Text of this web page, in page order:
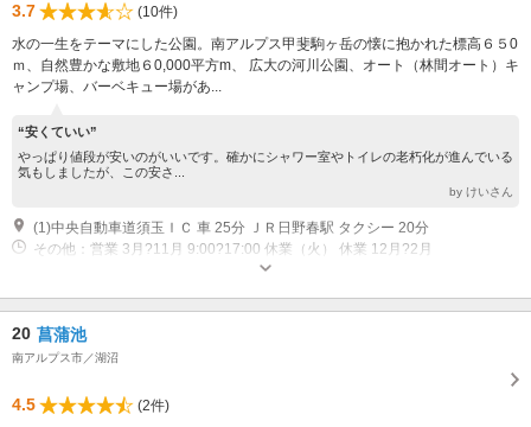
3.7
(10件)
水の一生をテーマにした公園。南アルプス甲斐駒ヶ岳の懐に抱かれた標高６５0
ｍ、自然豊かな敷地６0,000平方m、 広大の河川公園、オート（林間オート）キ
ャンプ場、バーベキュー場があ...
“安くていい”
やっぱり値段が安いのがいいです。確かにシャワー室やトイレの老朽化が進んでいる
気もしましたが、この安さ...
by けいさん
(1)中央自動車道須玉ＩＣ 車 25分 ＪＲ日野春駅 タクシー 20分
その他：営業 3月?11月 9:00?17:00 休業（火） 休業 12月?2月
20 菖蒲池
南アルプス市／湖沼
4.5
(2件)